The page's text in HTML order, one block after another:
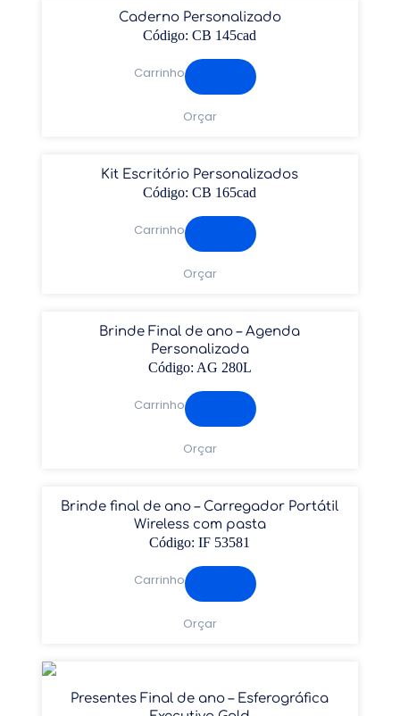
Caderno Personalizado
Código: CB 145cad
Carrinho
Orçar
Kit Escritório Personalizados
Código: CB 165cad
Carrinho
Orçar
Brinde Final de ano – Agenda
Personalizada
Código: AG 280L
Carrinho
Orçar
Brinde final de ano – Carregador Portátil
Wireless com pasta
Código: IF 53581
Carrinho
Orçar
Presentes Final de ano – Esferográfica